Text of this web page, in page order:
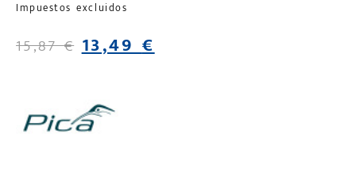
Impuestos excluidos
15,87€ 13,49€